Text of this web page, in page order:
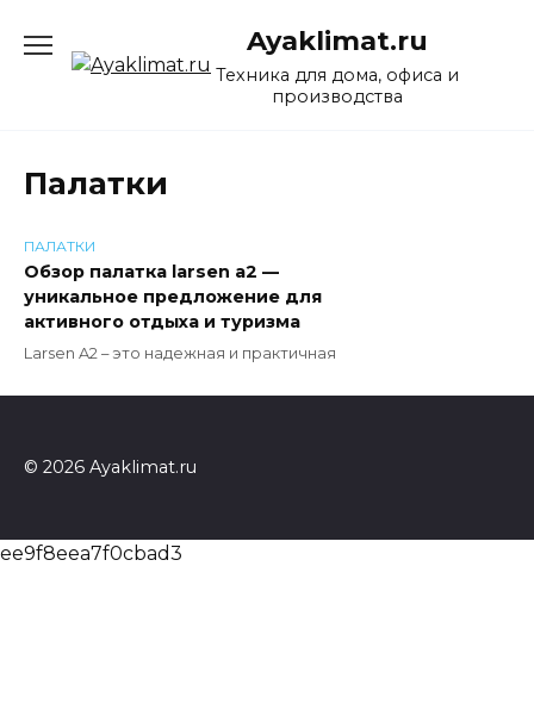
содержанию
Ayaklimat.ru
Техника для дома, офиса и
производства
Палатки
ПАЛАТКИ
Обзор палатка larsen a2 —
уникальное предложение для
активного отдыха и туризма
Larsen A2 – это надежная и практичная
© 2026 Ayaklimat.ru
ee9f8eea7f0cbad3